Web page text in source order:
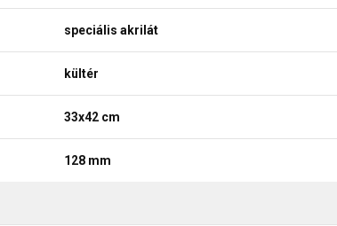
speciális akrilát
kültér
33x42 cm
128 mm